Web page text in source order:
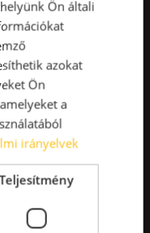
Ön általi
azokat
Ön
a
irányelvek